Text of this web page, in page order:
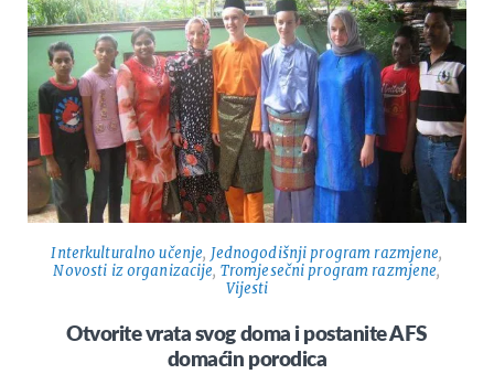
Interkulturalno učenje, Jednogodišnji program razmjene,
Novosti iz organizacije, Tromjesečni program razmjene,
Vijesti
Otvorite vrata svog doma i postanite AFS
domaćin porodica